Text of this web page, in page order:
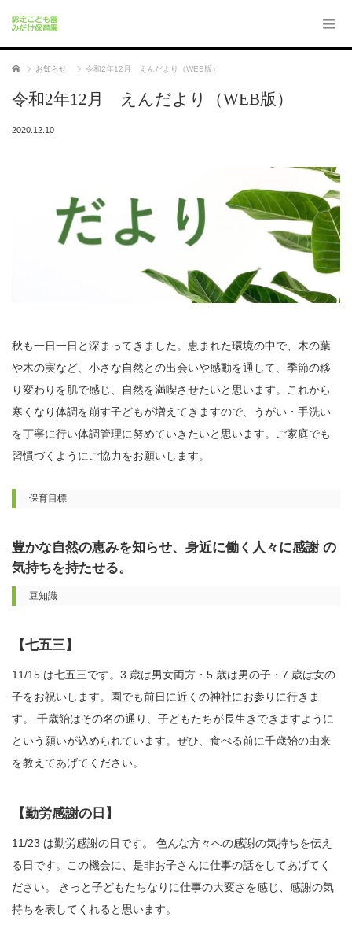
ホーム お知らせ 令和2年12月 えんだより（WEB版）
令和2年12月 えんだより（WEB版）
2020.12.10
秋も一日一日と深まってきました。恵まれた環境の中で、木の葉
や木の実など、小さな自然との出会いや感動を通して、季節の移
り変わりを肌で感じ、自然を満喫させたいと思います。これから
寒くなり体調を崩す子どもが増えてきますので、うがい・手洗い
を丁寧に行い体調管理に努めていきたいと思います。ご家庭でも
習慣づくようにご協力をお願いします。
保育目標
豊かな自然の恵みを知らせ、身近に働く人々に感謝 の
気持ちを持たせる。
豆知識
【七五三】
11/15 は七五三です。3 歳は男女両方・5 歳は男の子・7 歳は女の
子をお祝いします。園でも前日に近くの神社にお参りに行きま
す。 千歳飴はその名の通り、子どもたちが長生きできますように
という願いが込められています。ぜひ、食べる前に千歳飴の由来
を教えてあげてください。
【勤労感謝の日】
11/23 は勤労感謝の日です。 色んな方々への感謝の気持ちを伝え
る日です。この機会に、是非お子さんに仕事の話をしてあげてく
ださい。 きっと子どもたちなりに仕事の大変さを感じ、感謝の気
持ちを表してくれると思います。